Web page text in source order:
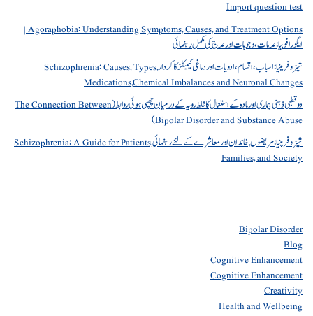
Import question test
Agoraphobia: Understanding Symptoms, Causes, and Treatment Options |
ایگورافوبیا: علامات، وجوہات اور علاج کی مکمل رہنمائی
شیزوفرینیا: اسباب، اقسام، ادویات اور دماغی کیمیکلز کا کردار Schizophrenia: Causes, Types,
Medications,Chemical Imbalances and Neuronal Changes
دو قطبی ذہنی بیماری اور مادہ کے استعمال کا غلط رویہ کے درمیان چھپی ہوئی روابط (The Connection Between
Bipolar Disorder and Substance Abuse)
شیزوفرینیا: مریضوں, خاندان اور معاشرے کے لئے رہنمائی Schizophrenia: A Guide for Patients,
Families, and Society
Bipolar Disorder
Blog
Cognitive Enhancement
Cognitive Enhancement
Creativity
Health and Wellbeing